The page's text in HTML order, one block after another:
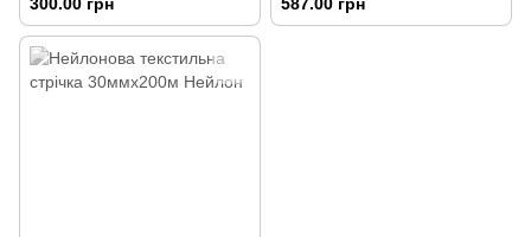
300.00 грн 587.00 грн